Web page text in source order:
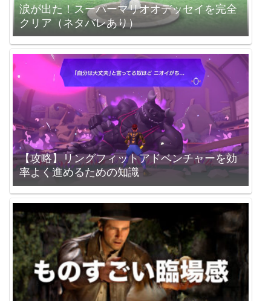
涙が出た！スーパーマリオオデッセイを完全
クリア（ネタバレあり）
【攻略】リングフィットアドベンチャーを効
率よく進めるための知識